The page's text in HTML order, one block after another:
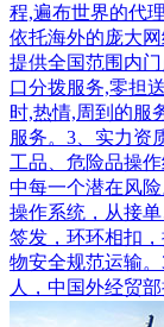
程,遍布世界的代
依托海外的庞大
提供全国范围内
口分拨服务,零担
时,热情,周到的服
服务。3、实力资
工品、危险品操
中每一个潜在风
操作系统，从接
签发，环环相扣
物安全规范运输
人，中国外经贸